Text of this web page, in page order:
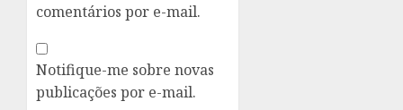
comentários por e-mail.
Notifique-me sobre novas
publicações por e-mail.